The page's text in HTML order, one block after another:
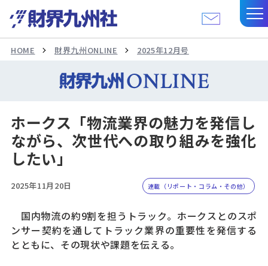
HOME 財界九州ONLINE 2025年12月号
ホークス「物流業界の魅力を発信し
ながら、次世代への取り組みを強化
したい」
2025年11月20日 連載（リポート・コラム・その他）
国内物流の約9割を担うトラック。ホークスとのスポ
ンサー契約を通してトラック業界の重要性を発信する
とともに、その現状や課題を伝える。